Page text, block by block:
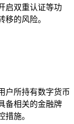
启双重认证等功
移的风险。
户所持有数字货币
备相关的金融牌
措施。